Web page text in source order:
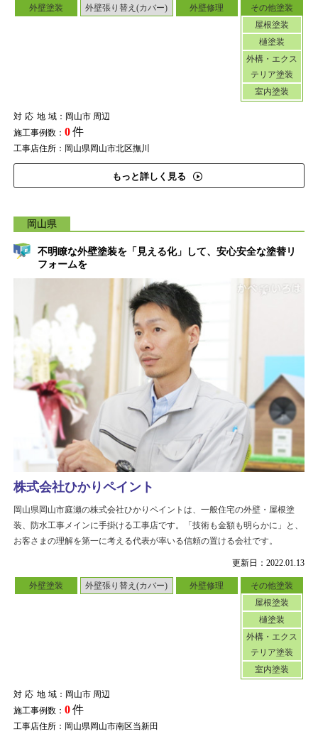
外壁塗装 外壁張り替え(カバー) 外壁修理
その他塗装
屋根塗装
樋塗装
外構・エクス
テリア塗装
室内塗装
対応地域：岡山市 周辺
施工事例数： 0件
工事店住所：岡山県岡山市北区撫川
もっと詳しく見る
岡山県
不明瞭な外壁塗装を「見える化」して、安心安全な塗替リ
フォームを
更新日：2022.01.13
外壁塗装 外壁張り替え(カバー) 外壁修理
その他塗装
屋根塗装
樋塗装
外構・エクス
テリア塗装
室内塗装
対応地域：岡山市 周辺
施工事例数： 0件
工事店住所：岡山県岡山市南区当新田
株式会社ひかりペイント
岡山県岡山市庭瀬の株式会社ひかりペイントは、一般住宅の外壁・屋根塗
装、防水工事メインに手掛ける工事店です。「技術も金額も明らかに」と、
お客さまの理解を第一に考える代表が率いる信頼の置ける会社です。